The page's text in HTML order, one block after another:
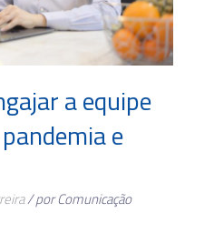
a equipe
e
/ por Comunicação